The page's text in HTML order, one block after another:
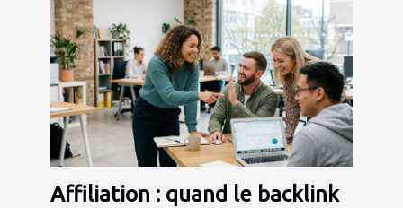
Affiliation : quand le backlink